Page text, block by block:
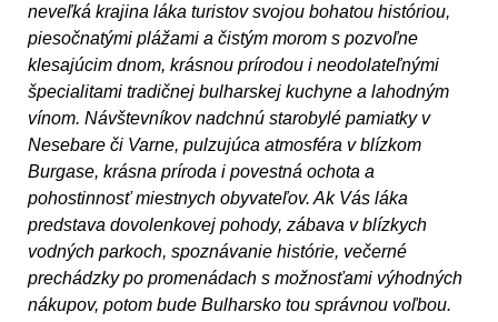
neveľká krajina láka turistov svojou bohatou históriou,
piesočnatými plážami a čistým morom s pozvoľne
klesajúcim dnom, krásnou prírodou i neodolateľnými
špecialitami tradičnej bulharskej kuchyne a lahodným
vínom. Návštevníkov nadchnú starobylé pamiatky v
Nesebare či Varne, pulzujúca atmosféra v blízkom
Burgase, krásna príroda i povestná ochota a
pohostinnosť miestnych obyvateľov. Ak Vás láka
predstava dovolenkovej pohody, zábava v blízkych
vodných parkoch, spoznávanie histórie, večerné
prechádzky po promenádach s možnosťami výhodných
nákupov, potom bude Bulharsko tou správnou voľbou.